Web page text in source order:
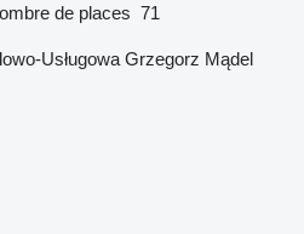
de places 71
Usługowa Grzegorz Mądel